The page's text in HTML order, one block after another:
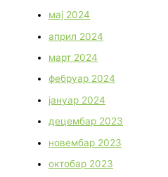
мај 2024
април 2024
март 2024
фебруар 2024
јануар 2024
децембар 2023
новембар 2023
октобар 2023